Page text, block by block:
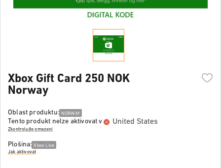
Xbox Gift Card 250 NOK
Norway
Oblast produktu: NORWAY
Tento produkt nelze aktivovat v United States
Zkontrolujte omezení
Plošina: Xbox Live
Jak aktivovat